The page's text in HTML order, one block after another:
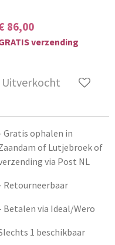
86,00
verzending
Uitverkocht
Gratis ophalen in
of Lutjebroek of
via Post NL
Retourneerbaar
Betalen via Ideal/Wero
1 beschikbaar